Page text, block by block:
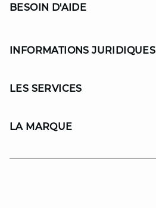
BESOIN D'AIDE
INFORMATIONS JURIDIQUES
LES SERVICES
LA MARQUE